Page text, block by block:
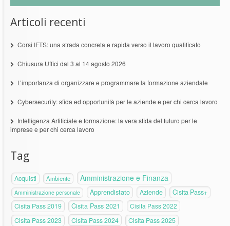
Articoli recenti
Corsi IFTS: una strada concreta e rapida verso il lavoro qualificato
Chiusura Uffici dal 3 al 14 agosto 2026
L’importanza di organizzare e programmare la formazione aziendale
Cybersecurity: sfida ed opportunità per le aziende e per chi cerca lavoro
Intelligenza Artificiale e formazione: la vera sfida del futuro per le
imprese e per chi cerca lavoro
Tag
Acquisti Ambiente Amministrazione e Finanza
Amministrazione personale Apprendistato Aziende
Cisita Pass+
Cisita Pass 2019
Cisita Pass 2021 Cisita Pass 2022
Cisita Pass 2023 Cisita Pass 2024
Cisita Pass 2025